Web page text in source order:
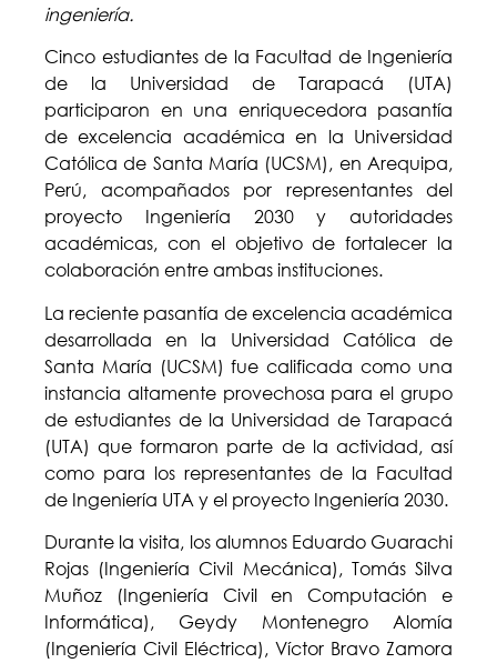
ingeniería.
Cinco estudiantes de la Facultad de Ingeniería
de la Universidad de Tarapacá (UTA)
participaron en una enriquecedora pasantía
de excelencia académica en la Universidad
Católica de Santa María (UCSM), en Arequipa,
Perú, acompañados por representantes del
proyecto Ingeniería 2030 y autoridades
académicas, con el objetivo de fortalecer la
colaboración entre ambas instituciones.
La reciente pasantía de excelencia académica
desarrollada en la Universidad Católica de
Santa María (UCSM) fue calificada como una
instancia altamente provechosa para el grupo
de estudiantes de la Universidad de Tarapacá
(UTA) que formaron parte de la actividad, así
como para los representantes de la Facultad
de Ingeniería UTA y el proyecto Ingeniería 2030.
Durante la visita, los alumnos Eduardo Guarachi
Rojas (Ingeniería Civil Mecánica), Tomás Silva
Muñoz (Ingeniería Civil en Computación e
Informática), Geydy Montenegro Alomía
(Ingeniería Civil Eléctrica), Víctor Bravo Zamora